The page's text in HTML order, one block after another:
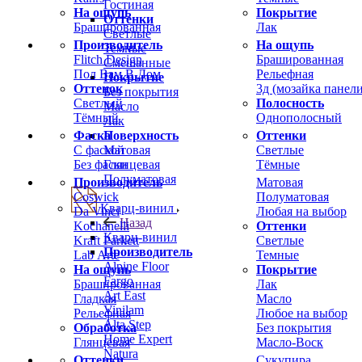
На ощупь
Брашированная
Покрытие
Лак
Производитель
Flitch Design
Пол Вам В Дом
Оттенок
Светлый
Тёмный
На ощупь
Брашированная
Рельефная
3д (мозайка
Полосность
Однополосный
Фаска
С фаской
Без фаски
Оттенки
Светлые
Тёмные
Производитель
Coswick
Da Vinci
Kochanelli
Kraft Parkett
Lab Arte
На ощупь
Брашированная
Гладкая
Рельефная
Обработка
Глянцевая
Матовая
Полуматовая
Любая на выбор
Оттенки
Светлые
Темные
Покрытие
Лак
Масло
Любое на выбор
Без покрытия
Масло-Воск
Гостиная
Оттенки
Светлые
Темные
Смешанные
Покрытие
Без покрытия
Масло
Лак
Поверхность
Матовая
Глянцевая
Полуматовая
Кварц-винил
Назад
Кварц-винил
Производитель
Alpine Floor
Fargo
Art East
Vinilam
Alta Step
Home Expert
Natura